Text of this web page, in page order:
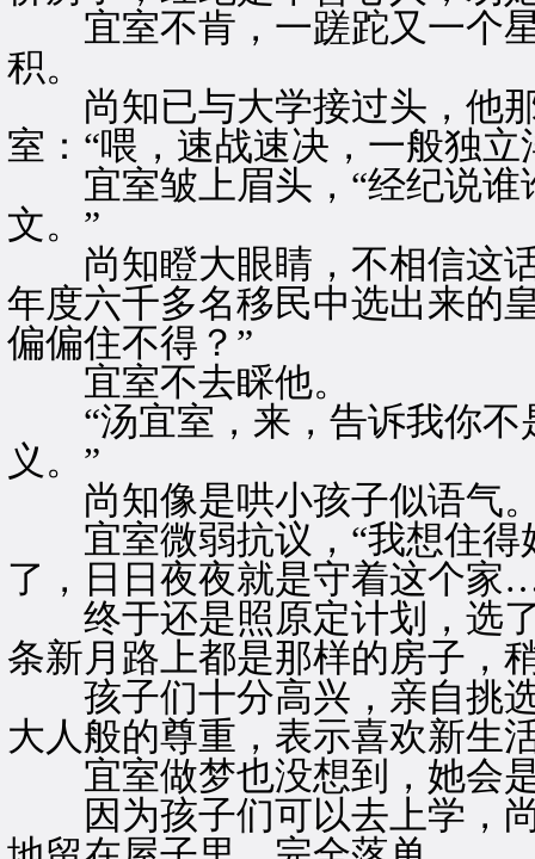
宜室不肯，一蹉跎又一个星
积。
尚知已与大学接过头，他那
室：“喂，速战速决，一般独
宜室皱上眉头，“经纪说谁
文。”
尚知瞪大眼睛，不相信这话
年度六千多名移民中选出来的
偏偏住不得？”
宜室不去睬他。
“汤宜室，来，告诉我你不
义。”
尚知像是哄小孩子似语气
宜室微弱抗议，“我想住得
了，日日夜夜就是守着这个
终于还是照原定计划，选了
条新月路上都是那样的房子，
孩子们十分高兴，亲自挑选
大人般的尊重，表示喜欢新生
宜室做梦也没想到，她会是
因为孩子们可以去上学，尚